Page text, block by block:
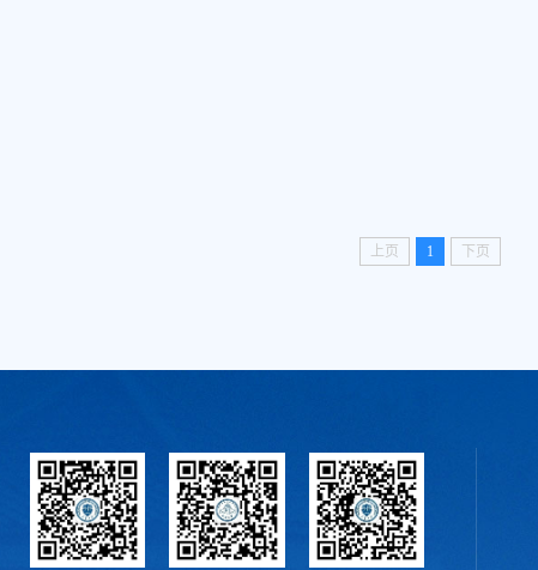
上页 1 下页